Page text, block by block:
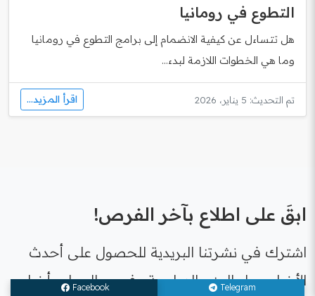
التطوع في رومانيا
هل تتساءل عن كيفية الانضمام إلى برامج التطوع في رومانيا
وما هي الخطوات اللازمة لبدء...
تم التحديث: 5 يناير، 2026 اقرأ المزيد...
Telegram
Facebook
ابقَ على اطلاع بآخر الفرص!
اشترك في نشرتنا البريدية للحصول على أحدث
الأخبار حول المنح الدراسية وفرص العمل وأخبار